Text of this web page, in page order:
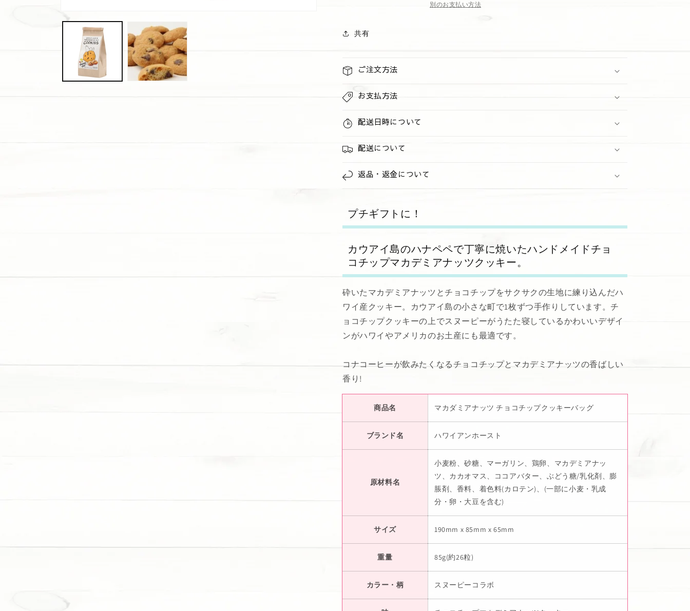
ョ
ッ
ク
キ
ッ
グ
の
数
を
減
す
キ
ッ
の
数
を
増
す
別のお支払い方法
共有
ご注文方法
お支払方法
配送日時について
配送について
返品・返金について
プチギフトに！
カウアイ島のハナペペで丁寧に焼いたハンドメイドチョ
コチップマカデミアナッツクッキー。
砕いたマカデミアナッツとチョコチップをサクサクの生地に練り込んだハ
ワイ産クッキー。カウアイ島の小さな町で1枚ずつ手作りしています。チ
ョコチップクッキーの上でスヌーピーがうたた寝しているかわいいデザイ
ンがハワイやアメリカのお土産にも最適です。
コナコーヒーが飲みたくなるチョコチップとマカデミアナッツの香ばしい
香り!
商品名 マカダミアナッツ チョコチップクッキーバッグ
ブランド名 ハワイアンホースト
原材料名
小麦粉、砂糖、マーガリン、鶏卵、マカデミアナッ
ツ、カカオマス、ココアバター、ぶどう糖/乳化剤、膨
脹剤、香料、着色料(カロテン)、(一部に小麦・乳成
分・卵・大豆を含む)
サイズ 190mm x 85mm x 65mm
重量 85g(約26粒)
カラー・柄 スヌーピーコラボ